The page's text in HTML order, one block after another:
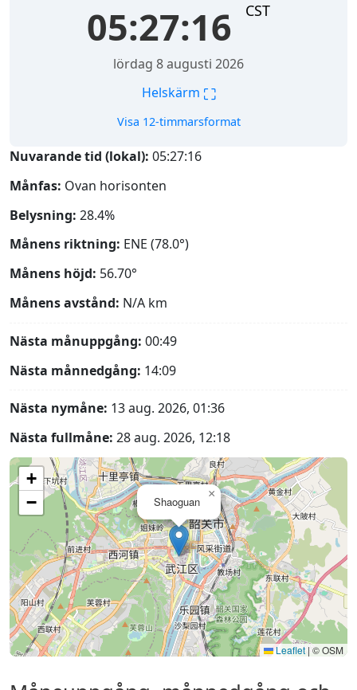
05:27:17 CST
lördag 8 augusti 2026
Helskärm ⛶
Visa 12-timmarsformat
Nuvarande tid (lokal): 05:27:17
Månfas: Ovan horisonten
Belysning: 28.4%
Månens riktning: ENE (78.0°)
Månens höjd: 56.70°
Månens avstånd: N/A km
Nästa månuppgång: 00:49
Nästa månnedgång: 14:09
Nästa nymåne: 13 aug. 2026, 01:36
Nästa fullmåne: 28 aug. 2026, 12:18
Shaoguan
×
+
−
Leaflet | © OSM